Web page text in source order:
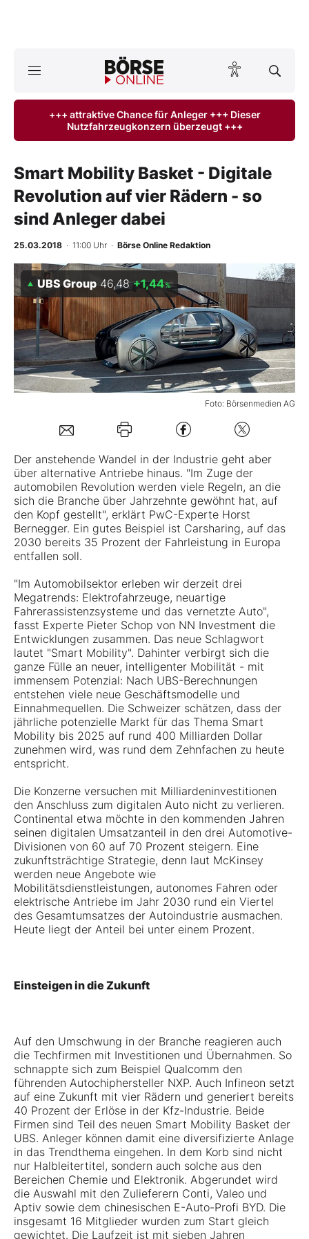
ktuelle Ausgabe BÖRSE ONLINE lesen
Anlageprodukte
Finanz-Check
BO-Musterdepots
Experten
Mein B:O
Mein Konto
Folgen Sie uns
Kontakt
+++ attraktive Chance für Anleger +++ Dieser
Nutzfahrzeugkonzern überzeugt +++
Smart Mobility Basket - Digitale
Revolution auf vier Rädern - so
sind Anleger dabei
25.03.2018 · 11:00 Uhr · Börse Online Redaktion
Foto: Börsenmedien AG
UBS Group 46,48 +1,44%
Der anstehende Wandel in der Industrie geht aber
über alternative Antriebe hinaus. "Im Zuge der
automobilen Revolution werden viele Regeln, an die
sich die Branche über Jahrzehnte gewöhnt hat, auf
den Kopf gestellt", erklärt PwC-Experte Horst
Bernegger. Ein gutes Beispiel ist Carsharing, auf das
2030 bereits 35 Prozent der Fahrleistung in Europa
entfallen soll.
"Im Automobilsektor erleben wir derzeit drei
Megatrends: Elektrofahrzeuge, neuartige
Fahrerassistenzsysteme und das vernetzte Auto",
fasst Experte Pieter Schop von NN Investment die
Entwicklungen zusammen. Das neue Schlagwort
lautet "Smart Mobility". Dahinter verbirgt sich die
ganze Fülle an neuer, intelligenter Mobilität - mit
immensem Potenzial: Nach UBS-Berechnungen
entstehen viele neue Geschäftsmodelle und
Einnahmequellen. Die Schweizer schätzen, dass der
jährliche potenzielle Markt für das Thema Smart
Mobility bis 2025 auf rund 400 Milliarden Dollar
zunehmen wird, was rund dem Zehnfachen zu heute
entspricht.
Die Konzerne versuchen mit Milliardeninvestitionen
den Anschluss zum digitalen Auto nicht zu verlieren.
Continental etwa möchte in den kommenden Jahren
seinen digitalen Umsatzanteil in den drei Automotive-
Divisionen von 60 auf 70 Prozent steigern. Eine
zukunftsträchtige Strategie, denn laut McKinsey
werden neue Angebote wie
Mobilitätsdienstleistungen, autonomes Fahren oder
elektrische Antriebe im Jahr 2030 rund ein Viertel
des Gesamtumsatzes der Autoindustrie ausmachen.
Heute liegt der Anteil bei unter einem Prozent.
Einsteigen in die Zukunft
Auf den Umschwung in der Branche reagieren auch
die Techfirmen mit Investitionen und Übernahmen. So
schnappte sich zum Beispiel Qualcomm den
führenden Autochiphersteller NXP. Auch Infineon setzt
auf eine Zukunft mit vier Rädern und generiert bereits
40 Prozent der Erlöse in der Kfz-Industrie. Beide
Firmen sind Teil des neuen Smart Mobility Basket der
UBS. Anleger können damit eine diversifizierte Anlage
in das Trendthema eingehen. In dem Korb sind nicht
nur Halbleitertitel, sondern auch solche aus den
Bereichen Chemie und Elektronik. Abgerundet wird
die Auswahl mit den Zulieferern Conti, Valeo und
Aptiv sowie dem chinesischen E-Auto-Profi BYD. Die
insgesamt 16 Mitglieder wurden zum Start gleich
gewichtet. Die Laufzeit ist mit sieben Jahren